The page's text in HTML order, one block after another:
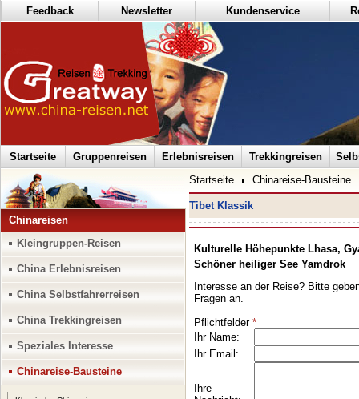
Feedback Newsletter Kundenservice
Startseite Gruppenreisen Erlebnisreisen Trekkingreisen
Chinareisen
Kleingruppen-Reisen
China Erlebnisreisen
China Selbstfahrerreisen
China Trekkingreisen
Speziales Interesse
Chinareise-Bausteine
Startseite Chinareise-Bausteine
Tibet Klassik
Kulturelle Höhepunkte Lhasa,
Schöner heiliger See Yamdrok